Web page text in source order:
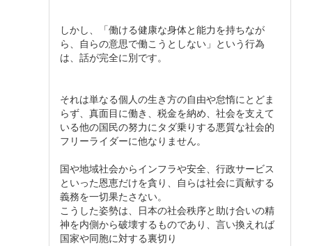
しかし、「働ける健康な身体と能力を持ちなが
ら、自らの意思で働こうとしない」という行為
は、話が完全に別です。
それは単なる個人の生き方の自由や怠惰にとどま
らず、真面目に働き、税金を納め、社会を支えて
いる他の国民の努力にタダ乗りする悪質な社会的
フリーライダーに他なりません。
国や地域社会からインフラや安全、行政サービス
といった恩恵だけを貪り、自らは社会に貢献する
義務を一切果たさない。
こうした姿勢は、日本の社会秩序と助け合いの精
神を内側から破壊するものであり、言い換えれば
国家や同胞に対する裏切り